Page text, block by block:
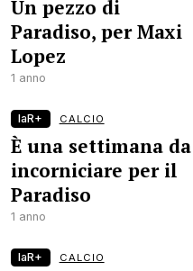
Un pezzo di
Paradiso, per Maxi
Lopez
1 anno
laR+ CALCIO
È una settimana da
incorniciare per il
Paradiso
1 anno
laR+ CALCIO